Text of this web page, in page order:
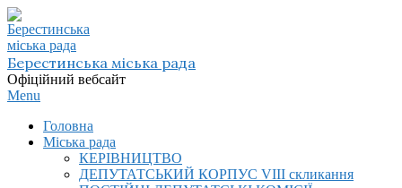
Skip
to
content
Берестинська міська рада
Офіційний вебсайт
Primary
Menu
Menu
Головна
Міська рада
КЕРІВНИЦТВО
ДЕПУТАТСЬКИЙ КОРПУС VIІI скликання